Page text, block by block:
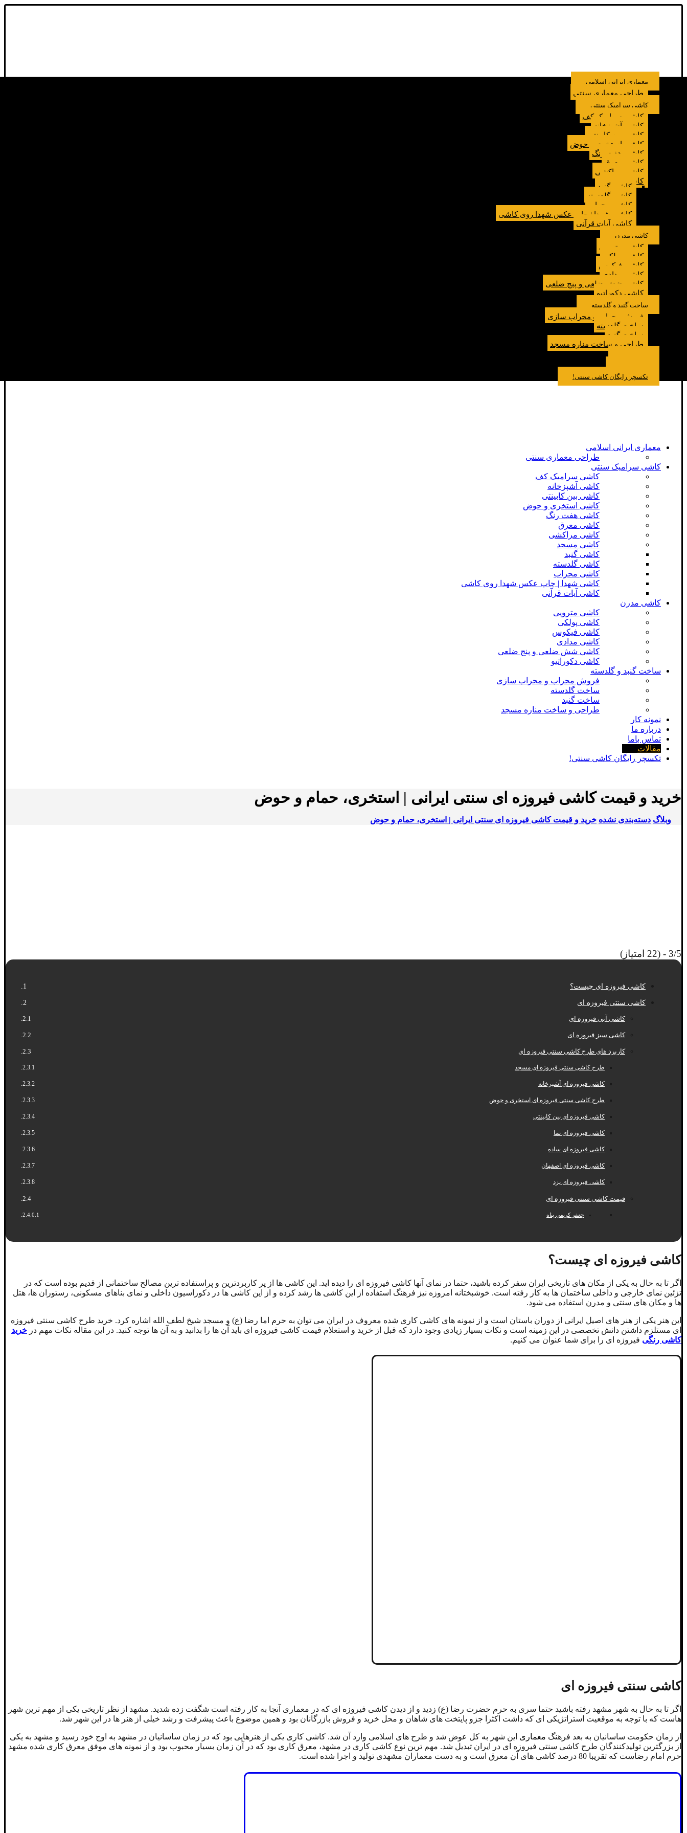
معماری ایرانی اسلامی
طراحی معماری سنتی
کاشی سرامیک سنتی
کاشی سرامیک کف
کاشی آشپزخانه
کاشی بین کابینتی
کاشی استخری و حوض
کاشی هفت رنگ
کاشی معرق
کاشی مراکشی
کاشی مسجد
کاشی گنبد
کاشی گلدسته
کاشی محراب
کاشی شهدا | چاپ عکس شهدا روی کاشی
کاشی آیات قرآنی
کاشی مدرن
کاشی مترویی
کاشی پولکی
کاشی فیکوس
کاشی مدادی
کاشی شش ضلعی و پنج ضلعی
کاشی دکوراتیو
ساخت گنبد و گلدسته
فروش محراب و محراب سازی
ساخت گلدسته
ساخت گنبد
طراحی و ساخت مناره مسجد
تکسچر رایگان کاشی سنتی!
معماری ایرانی اسلامی
طراحی معماری سنتی
کاشی سرامیک سنتی
کاشی سرامیک کف
کاشی آشپزخانه
کاشی بین کابینتی
کاشی استخری و حوض
کاشی هفت رنگ
کاشی معرق
کاشی مراکشی
کاشی مسجد
کاشی گنبد
کاشی گلدسته
کاشی محراب
کاشی شهدا | چاپ عکس شهدا روی کاشی
کاشی آیات قرآنی
کاشی مدرن
کاشی مترویی
کاشی پولکی
کاشی فیکوس
کاشی مدادی
کاشی شش ضلعی و پنج ضلعی
کاشی دکوراتیو
ساخت گنبد و گلدسته
فروش محراب و محراب سازی
ساخت گلدسته
ساخت گنبد
طراحی و ساخت مناره مسجد
نمونه کار
درباره ما
تماس باما
مقالات
تکسچر رایگان کاشی سنتی!
خرید و قیمت کاشی فیروزه ای سنتی ایرانی | استخری، حمام و حوض
وبلاگ دسته‌بندی نشده خرید و قیمت کاشی فیروزه ای سنتی ایرانی | استخری، حمام و حوض
3/5 - (22 امتیاز)
کاشی فیروزه ای چیست؟
کاشی سنتی فیروزه ای
کاشی آبی فیروزه ای
کاشی سبز فیروزه ای
کاربرد های طرح کاشی سنتی فیروزه ای
طرح کاشی سنتی فیروزه ای مسجد
کاشی فیروزه ای آشپرخانه
طرح کاشی سنتی فیروزه ای استخری و حوض
کاشی فیروزه ای بین کابینتی
کاشی فیروزه ای نما
کاشی فیروزه ای ساده
کاشی فیروزه ای اصفهان
کاشی فیروزه ای یزد
قیمت کاشی سنتی فیروزه ای
جعفر کریمی پناه
کاشی فیروزه ای چیست؟
اگر تا به حال به یکی از مکان های تاریخی ایران سفر کرده باشید، حتما در نمای آنها کاشی فیروزه ای را دیده اید. این کاشی ها از پر کاربردترین و پراستفاده ترین مصالح ساختمانی از قدیم بوده است که در
تزئین نمای خارجی و داخلی ساختمان ها به کار رفته است. خوشبختانه امروزه نیز فرهنگ استفاده از این کاشی ها رشد کرده و از این کاشی ها در دکوراسیون داخلی و نمای بناهای مسکونی، رستوران ها، هتل
ها و مکان های سنتی و مدرن استفاده می شود.
این هنر یکی از هنر های اصیل ایرانی از دوران باستان است و از نمونه های کاشی کاری شده معروف در ایران می توان به حرم اما رضا (ع) و مسجد شیخ لطف الله اشاره کرد. خرید طرح کاشی سنتی فیروزه
ای مستلزم داشتن دانش تخصصی در این زمینه است و نکات بسیار زیادی وجود دارد که قبل از خرید و استعلام قیمت کاشی فیروزه ای باید آن ها را بدانید و به آن ها توجه کنید. در این مقاله نکات مهم در خرید
کاشی رنگی فیروزه ای را برای شما عنوان می کنیم.
کاشی سنتی فیروزه ای
اگر تا به حال به شهر مشهد رفته باشید حتما سری به حرم حضرت رضا (ع) زدید و از دیدن کاشی فیروزه ای که در معماری آنجا به کار رفته است شگفت زده شدید. مشهد از نظر تاریخی یکی از مهم ترین شهر
هاست که با توجه به موقعیت استراتژیکی ای که داشت اکثرا جزو پایتخت های شاهان و محل خرید و فروش بازرگانان بود و همین موضوع باعث پیشرفت و رشد خیلی از هنر ها در این شهر شد.
از زمان حکومت ساسانیان به بعد فرهنگ معماری این شهر به کل عوض شد و طرح های اسلامی وارد آن شد. کاشی کاری یکی از هنرهایی بود که در زمان ساسانیان در مشهد به اوج خود رسید و مشهد به یکی
از بزرگترین تولیدکنندگان طرح کاشی سنتی فیروزه ای در ایران تبدیل شد. مهم ترین نوع کاشی کاری در مشهد، معرق کاری بود که در آن زمان بسیار محبوب بود و از نمونه های موفق معرق کاری شده مشهد
حرم امام رضاست که تقریبا 80 درصد کاشی های آن معرق است و به دست معماران مشهدی تولید و اجرا شده است.